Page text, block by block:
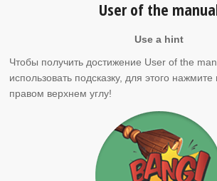
User of the
Use a hint
Чтобы получить достижение User of the
использовать подсказку, для этого
правом верхнем углу!